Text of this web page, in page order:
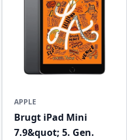
APPLE
Brugt iPad Mini
7.9&quot; 5. Gen.